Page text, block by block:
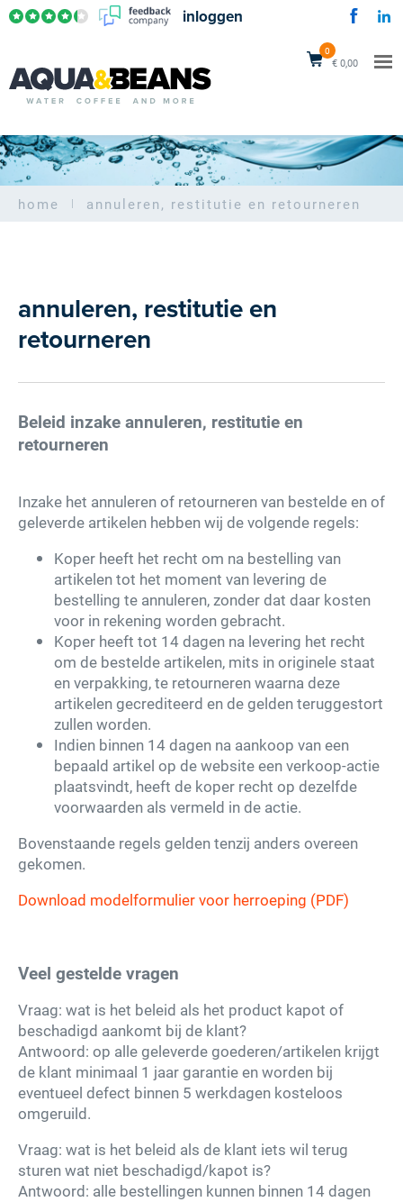
0
€ 0,00
inloggen
home annuleren, restitutie en retourneren
annuleren, restitutie en
retourneren
Beleid inzake annuleren, restitutie en
retourneren
Inzake het annuleren of retourneren van bestelde en of
geleverde artikelen hebben wij de volgende regels:
Koper heeft het recht om na bestelling van
artikelen tot het moment van levering de
bestelling te annuleren, zonder dat daar kosten
voor in rekening worden gebracht.
Koper heeft tot 14 dagen na levering het recht
om de bestelde artikelen, mits in originele staat
en verpakking, te retourneren waarna deze
artikelen gecrediteerd en de gelden teruggestort
zullen worden.
Indien binnen 14 dagen na aankoop van een
bepaald artikel op de website een verkoop-actie
plaatsvindt, heeft de koper recht op dezelfde
voorwaarden als vermeld in de actie.
Bovenstaande regels gelden tenzij anders overeen
gekomen.
Download modelformulier voor herroeping (PDF)
Veel gestelde vragen
Vraag: wat is het beleid als het product kapot of
beschadigd aankomt bij de klant?
Antwoord: op alle geleverde goederen/artikelen krijgt
de klant minimaal 1 jaar garantie en worden bij
eventueel defect binnen 5 werkdagen kosteloos
omgeruild.
Vraag: wat is het beleid als de klant iets wil terug
sturen wat niet beschadigd/kapot is?
Antwoord: alle bestellingen kunnen binnen 14 dagen